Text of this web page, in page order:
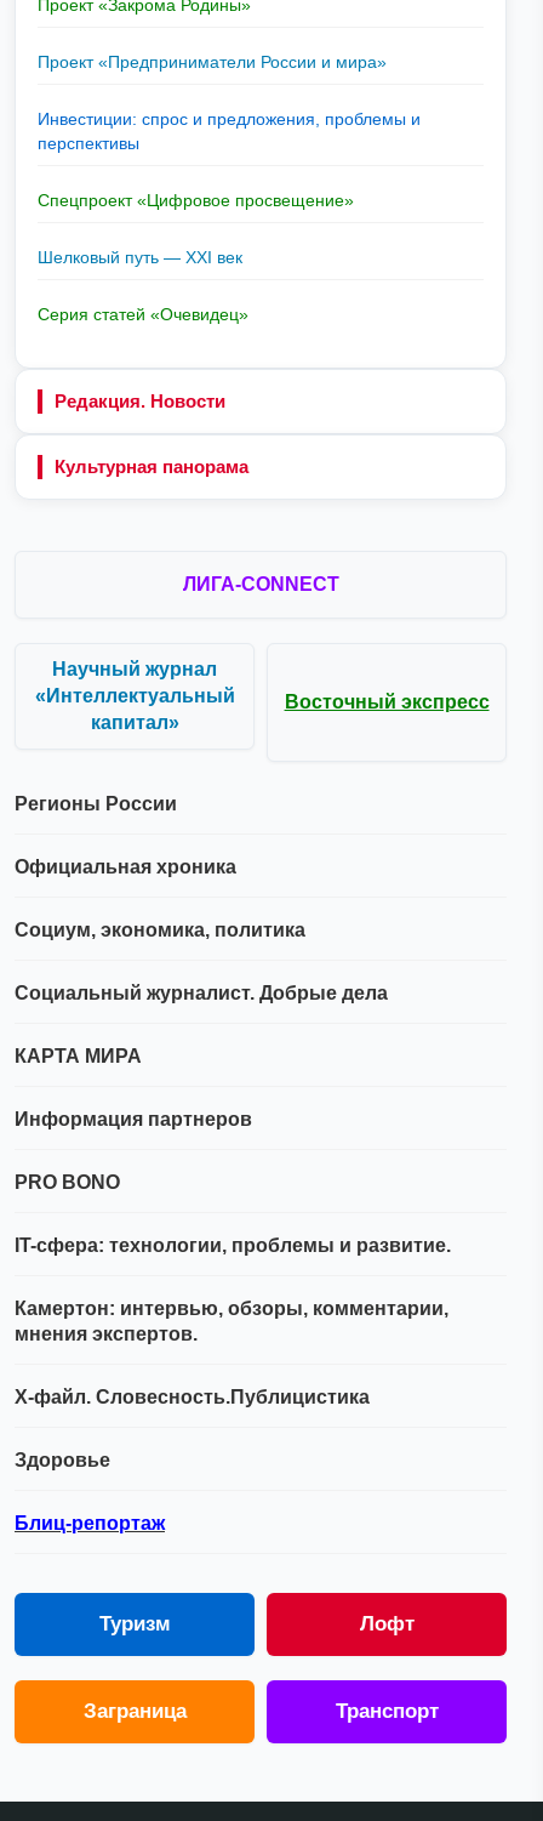
Проект «Закрома Родины»
Проект «Предприниматели России и мира»
Инвестиции: спрос и предложения, проблемы и
перспективы
Спецпроект «Цифровое просвещение»
Шелковый путь — XXI век
Серия статей «Очевидец»
Редакция. Новости
Культурная панорама
ЛИГА-CONNECT
Научный журнал
«Интеллектуальный
капитал»
Восточный экспресс
Регионы России
Официальная хроника
Социум, экономика, политика
Социальный журналист. Добрые дела
КАРТА МИРА
Информация партнеров
PRO BONO
IT-сфера: технологии, проблемы и развитие.
Камертон: интервью, обзоры, комментарии,
мнения экспертов.
Х-файл. Словесность.Публицистика
Здоровье
Блиц-репортаж
Туризм Лофт
Заграница Транспорт